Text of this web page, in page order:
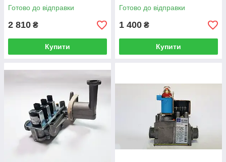
Готово до відправки
2 810 ₴
Купити
Готово до відправки
1 400 ₴
Купити